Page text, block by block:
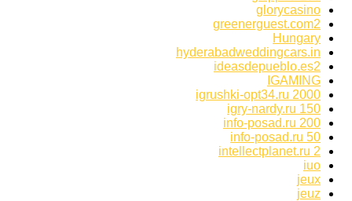
glorycasino
greenerguest.com2
Hungary
hyderabadweddingcars.in
ideasdepueblo.es2
IGAMING
igrushki-opt34.ru 2000
igry-nardy.ru 150
info-posad.ru 200
info-posad.ru 50
intellectplanet.ru 2
iuo
jeux
jeuz